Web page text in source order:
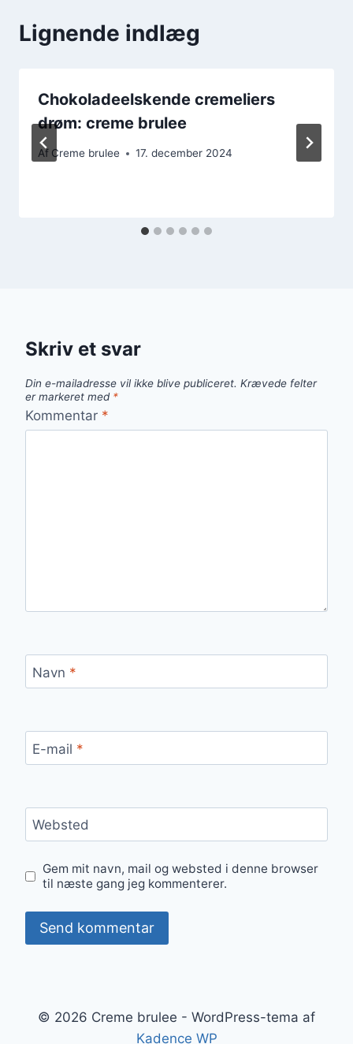
Lignende indlæg
Chokoladeelskende cremeliers
drøm: creme brulee
Af Creme brulee 17. december 2024
Skriv et svar
Din e-mailadresse vil ikke blive publiceret. Krævede felter
er markeret med *
Kommentar *
Navn *
E-mail *
Websted
Gem mit navn, mail og websted i denne browser
til næste gang jeg kommenterer.
© 2026 Creme brulee - WordPress-tema af
Kadence WP